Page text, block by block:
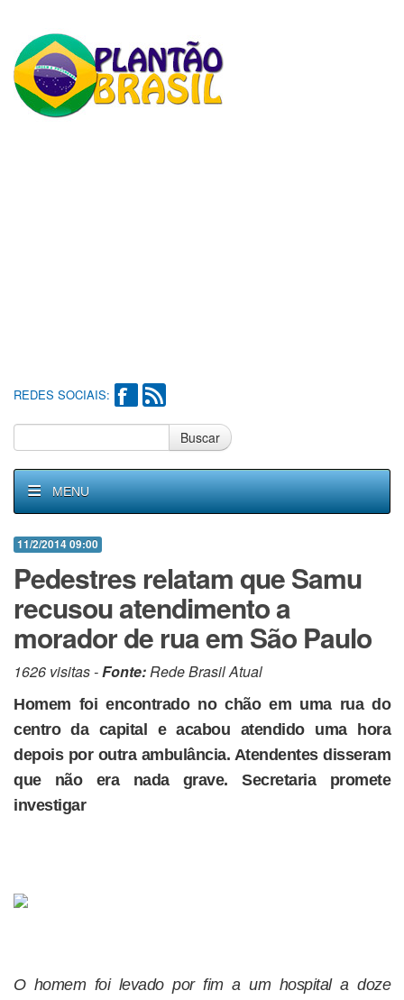
REDES SOCIAIS:
Buscar
MENU
11/2/2014 09:00
Pedestres relatam que Samu
recusou atendimento a
morador de rua em São Paulo
1626 visitas -Fonte:Rede Brasil Atual
Homem foi encontrado no chão em uma rua do
centro da capital e acabou atendido uma hora
depois por outra ambulância. Atendentes disseram
que não era nada grave. Secretaria promete
investigar
O homem foi levado por fim a um hospital a doze